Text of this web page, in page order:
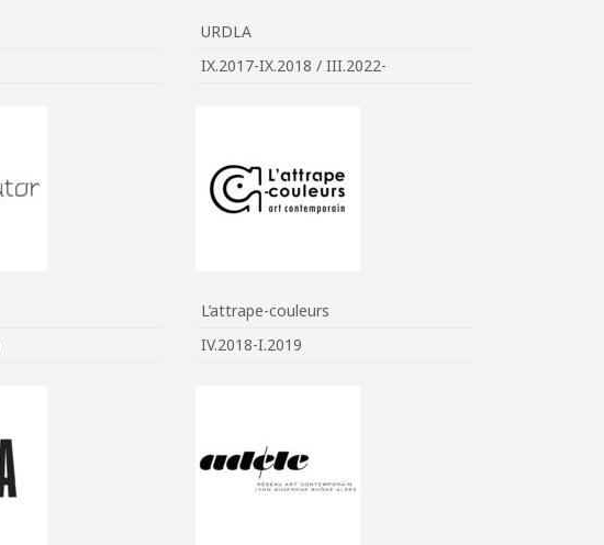
URDLA
IX.2017-IX.2018 / III.2022-
L’attrape-couleurs
IV.2018-I.2019